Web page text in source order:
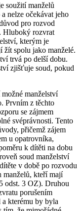
soužití manželů
nelze očekávat jeho
pro rozvod
Hluboký rozvrat
kterým je
žít spolu jako manželé.
trvá po delší dobu.
zjišťuje soud, pokud
manželství
Prvním z těchto
se zájmem
svéprávnosti. Tento
přičemž zájem
u opatrovníka,
k dítěti na dobu
soud manželství
v době po rozvodu
manželů, kteří mají
odst. 3 OZ). Druhou
porušením
kterému by byla